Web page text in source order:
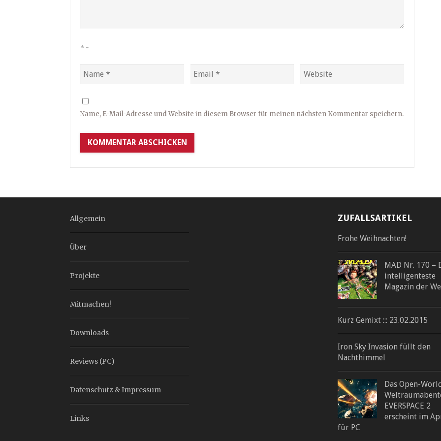
* =
Name, E-Mail-Adresse und Website in diesem Browser für meinen nächsten Kommentar speichern.
Allgemein
Über
Projekte
Mitmachen!
Downloads
Reviews (PC)
Datenschutz & Impressum
Links
ZUFALLSARTIKEL
Frohe Weihnachten!
MAD Nr. 170 –
intelligenteste
Magazin der
Kurz Gemixt ::: 23.02.2015
Iron Sky Invasion füllt den
Nachthimmel
Das Open-
EVERSPACE 2
erscheint im
für PC